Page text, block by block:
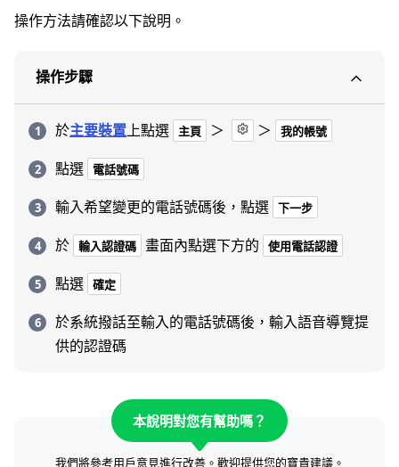
操作方法請確認以下說明。
操作步驟
於主要裝置上點選 主頁 ＞ ＞ 我的帳號
點選 電話號碼
輸入希望變更的電話號碼後，點選 下一步
於 輸入認證碼 畫面內點選下方的 使用電話認證
點選 確定
於系統撥話至輸入的電話號碼後，輸入語音導覽提
供的認證碼
本說明對您有幫助嗎？
我們將參考用戶意見進行改善。歡迎提供您的寶貴建議。